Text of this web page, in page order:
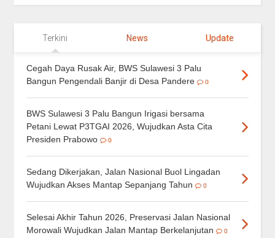
Terkini News Update
Cegah Daya Rusak Air, BWS Sulawesi 3 Palu
Bangun Pengendali Banjir di Desa Pandere
0
BWS Sulawesi 3 Palu Bangun Irigasi bersama
Petani Lewat P3TGAI 2026, Wujudkan Asta Cita
Presiden Prabowo
0
Sedang Dikerjakan, Jalan Nasional Buol Lingadan
Wujudkan Akses Mantap Sepanjang Tahun
0
Selesai Akhir Tahun 2026, Preservasi Jalan Nasional
Morowali Wujudkan Jalan Mantap Berkelanjutan
0